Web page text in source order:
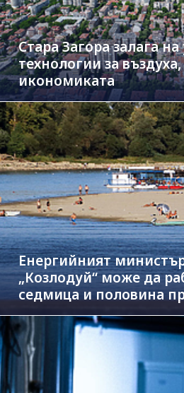
Стара Загора залага
технологии за
икономиката
Енергийният
„Козлодуй“ може да
седмица и половина
на Дунав